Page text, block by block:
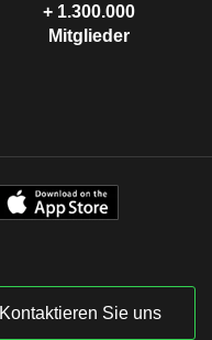
+ 1.300.000
Mitglieder
Kontaktieren Sie uns